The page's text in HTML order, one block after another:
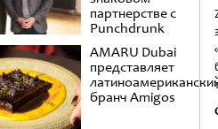
партнерстве с
Punchdrunk
AMARU Dubai
представляет
бранч Amigos